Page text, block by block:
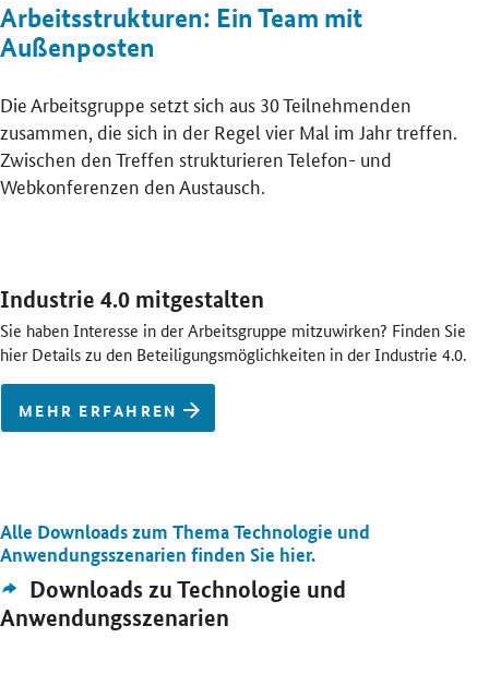
Arbeitsstrukturen: Ein Team mit
Außenposten
Die Arbeitsgruppe setzt sich aus 30 Teilnehmenden
zusammen, die sich in der Regel vier Mal im Jahr treffen.
Zwischen den Treffen strukturieren Telefon- und
Webkonferenzen den Austausch.
Industrie 4.0 mitgestalten
Sie haben Interesse in der Arbeitsgruppe mitzuwirken? Finden Sie
hier Details zu den Beteiligungsmöglichkeiten in der Industrie 4.0.
MEHR ERFAHREN
Alle Downloads zum Thema Technologie und
Anwendungsszenarien finden Sie hier.
Externer
Link:
Downloads zu Technologie und
Anwendungsszenarien
Öffnet Einzelsicht